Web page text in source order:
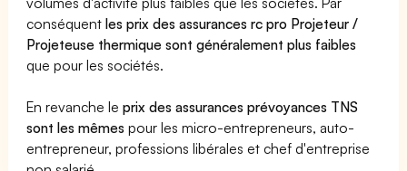
conséquentles prix des assurances rc pro Projeteur /
Projeteuse thermique sont généralement plus faibles
que pour les sociétés.
En revanche leprix des assurances prévoyances TNS
sont les mêmes pour les micro-entrepreneurs, auto-
entrepreneur, professions libérales et chef d'entreprise